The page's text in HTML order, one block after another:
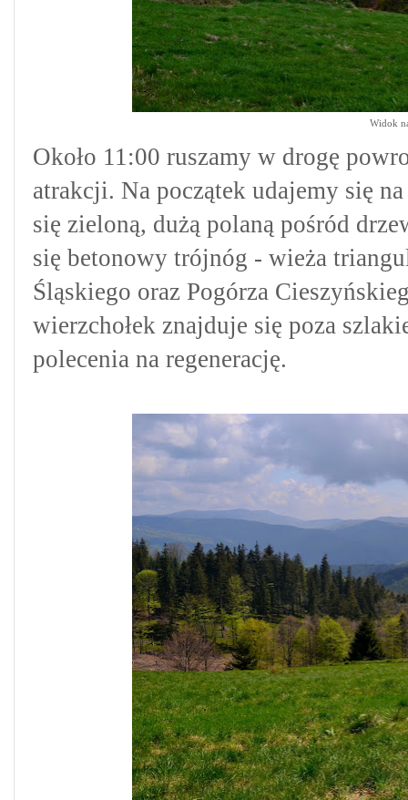
Widok
Około 11:00 ruszamy w drogę
atrakcji. Na początek udajemy się
się zieloną, dużą polaną pośród
się betonowy trójnóg - wieża
Śląskiego oraz Pogórza
wierzchołek znajduje się poza
polecenia na regenerację.